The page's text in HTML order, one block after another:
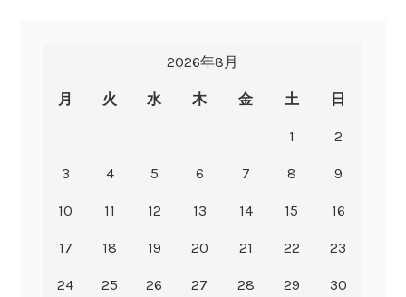
2026年8月
月 火 水 木 金 土 日
1 2
3 4 5 6 7 8 9
10 11 12 13 14 15 16
17 18 19 20 21 22 23
24 25 26 27 28 29 30